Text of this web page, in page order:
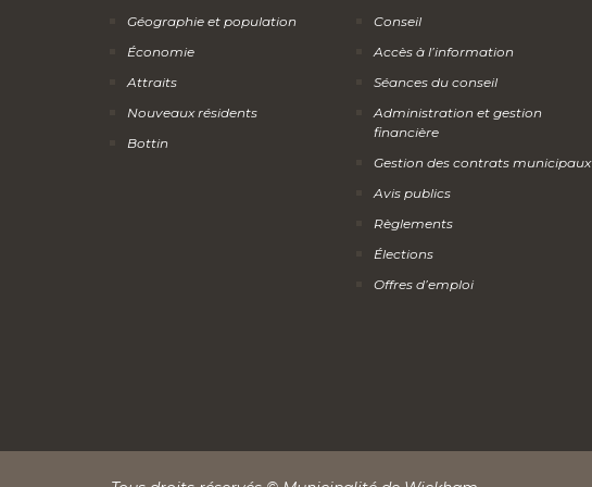
Géographie et population
Économie
Attraits
Nouveaux résidents
Bottin
Conseil
Accès à l’information
Séances du conseil
Administration et gestion
financière
Gestion des contrats municipaux
Avis publics
Règlements
Élections
Offres d’emploi